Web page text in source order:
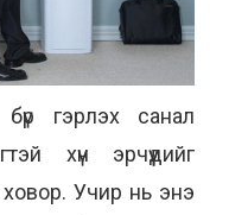
гэрлэх санал
хүн эрчүүдийг
Учир нь энэ